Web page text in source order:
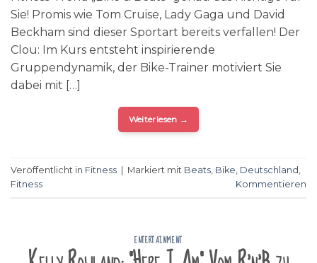
Sie! Promis wie Tom Cruise, Lady Gaga und David
Beckham sind dieser Sportart bereits verfallen! Der
Clou: Im Kurs entsteht inspirierende
Gruppendynamik, der Bike-Trainer motiviert Sie
dabei mit […]
Weiterlesen →
Veröffentlicht in Fitness Markiert mit Beats Bike Deutschland
Fitness
Kommentieren
ENTERTAINMENT